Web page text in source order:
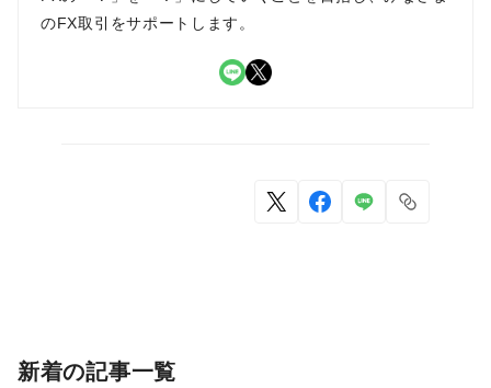
のFX取引をサポートします。
LINE
新着の記事一覧